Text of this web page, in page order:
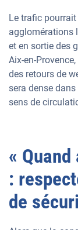
Le trafic
agglomérations
et en sortie des
Aix-en-
des retours de
sera dense dans
sens de
«
:
de